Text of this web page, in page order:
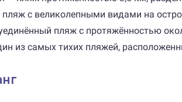
пляж с великолепными видами на
пляж с протяжённостью
из самых тихих пляжей,